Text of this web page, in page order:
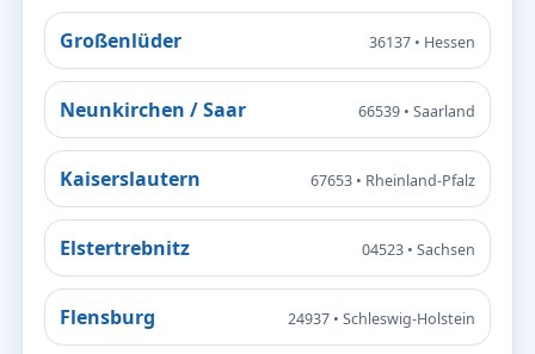
Großenlüder 36137 • Hessen
Neunkirchen / Saar 66539 • Saarland
Kaiserslautern 67653 • Rheinland-Pfalz
Elstertrebnitz 04523 • Sachsen
Flensburg 24937 • Schleswig-Holstein